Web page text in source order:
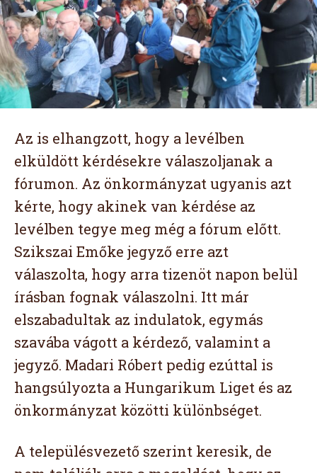
Az is elhangzott, hogy a levélben
elküldött kérdésekre válaszoljanak a
fórumon. Az önkormányzat ugyanis azt
kérte, hogy akinek van kérdése az
levélben tegye meg még a fórum előtt.
Szikszai Emőke jegyző erre azt
válaszolta, hogy arra tizenöt napon belül
írásban fognak válaszolni. Itt már
elszabadultak az indulatok, egymás
szavába vágott a kérdező, valamint a
jegyző. Madari Róbert pedig ezúttal is
hangsúlyozta a Hungarikum Liget és az
önkormányzat közötti különbséget.
A településvezető szerint keresik, de